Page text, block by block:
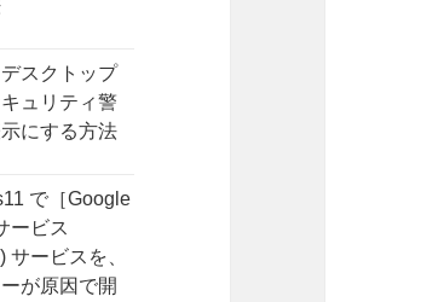
スクトップ
ュリティ警
にする方法
で［Google
ービス
サービスを、
が原因で開